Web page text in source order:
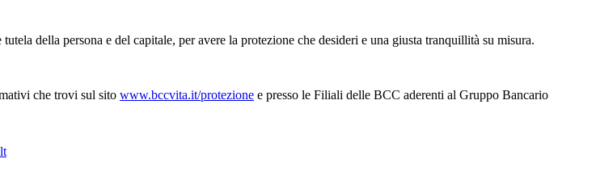
della persona e del capitale, per avere la protezione che desideri e una giusta tranquillità su misura.
che trovi sul sito www.bccvita.it/protezione e presso le Filiali delle BCC aderenti al Gruppo Bancario